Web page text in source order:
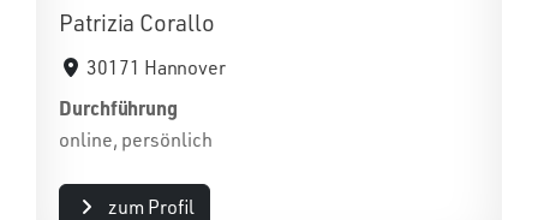
Patrizia Corallo
30171 Hannover
Durchführung
online, persönlich
zum Profil